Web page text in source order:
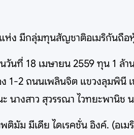
แห่ง มีกลุ่มทุนสัญชาติอเมริกันถื
วันที่ 18 เมษายน 2559 ทุน 1 ล้
1-2 ถนนเพลินจิต แขวงลุมพินี
างสาว สุวรรณา ไวทยะพานิช
มัม มีเดีย ไดเรคชั่น อิงค์. (อ